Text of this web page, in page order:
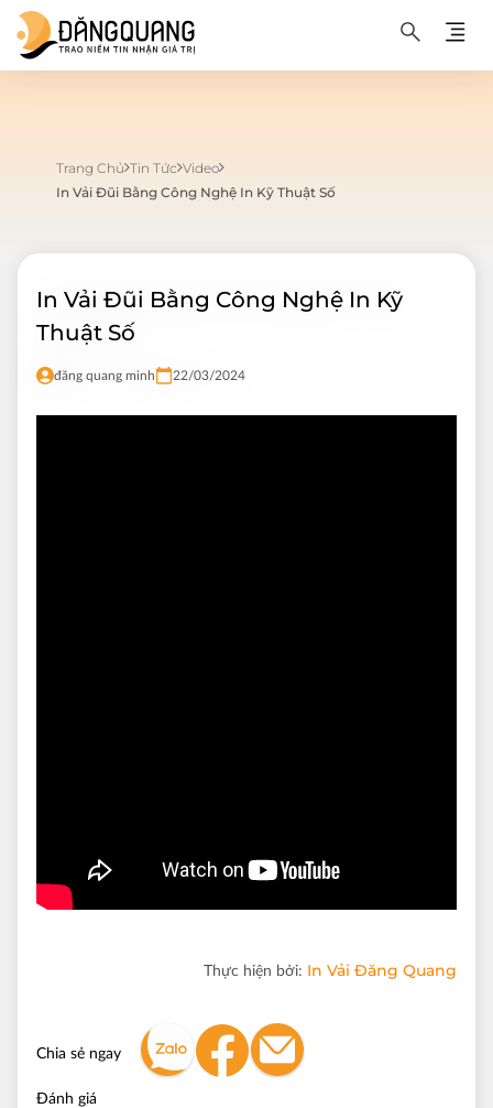
Trang Chủ Tin Tức Video
In Vải Đũi Bằng Công Nghệ In Kỹ Thuật Số
In Vải Đũi Bằng Công Nghệ In Kỹ
Thuật Số
đăng quang minh 22/03/2024
Thực hiện bởi: In Vải Đăng Quang
Chia sẻ ngay
Đánh giá